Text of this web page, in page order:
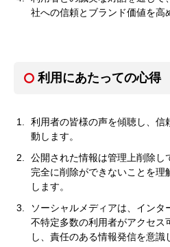
社への信頼とブランド価値を高
利用にあたっての心得
利用者の皆様の声を傾聴し、信
動します。
公開された情報は管理上削除し
完全に削除ができないことを
します。
ソーシャルメディアは、インタ
不特定多数の利用者がアクセス
し、責任のある情報発信を意識